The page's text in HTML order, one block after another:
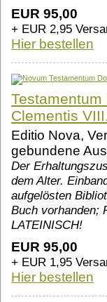
EUR 95,00
+ EUR 2,95
Hier bestellen
Clementis
Editio Nova,
gebundene
Der
dem Alter.
aufgelösten
Buch vorhanden;
LATEINISCH!
EUR 95,00
+ EUR 1,95
Hier bestellen